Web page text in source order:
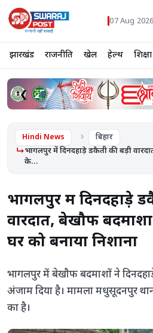
07 Aug
झारखंड राजनीति खेल हेल्थ शिक्षा
❮
Hindi News बिहार
भागलपुर में दिनदहाड़े डकैती की बड़ी
के...
भागलपुर में दिनदहाड़े
वारदात, बेखौफ
घर को बनाया निशाना
भागलपुर में बेखौफ बदमाशों ने
अंजाम दिया है। मामला मधुसूदनपुर
का है।